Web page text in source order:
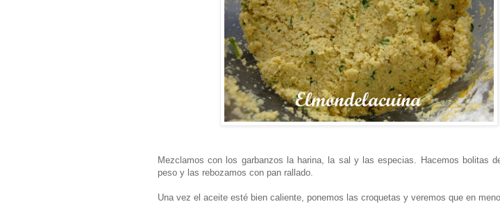
Mezclamos con los garbanzos la harina, la sal y las especias. Hacemos bolitas
peso y las rebozamos con pan rallado.
Una vez el aceite esté bien caliente, ponemos las croquetas y veremos que en